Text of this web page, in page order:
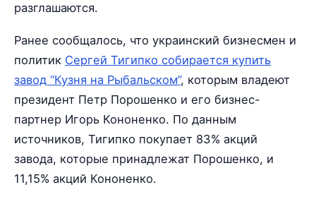
разглашаются.
Ранее сообщалось, что украинский бизнесмен и
политик Сергей Тигипко собирается купить
завод “Кузня на Рыбальском”, которым владеют
президент Петр Порошенко и его бизнес-
партнер Игорь Кононенко. По данным
источников, Тигипко покупает 83% акций
завода, которые принадлежат Порошенко, и
11,15% акций Кононенко.